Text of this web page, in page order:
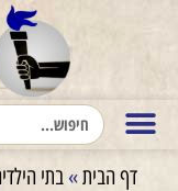
דף הבית»בתי